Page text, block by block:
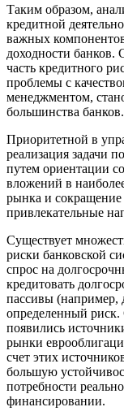
Таким образом,
кредитной
важных
доходности банков.
часть кредитного
проблемы с
менеджментом,
большинства банков.
Приоритетной в
реализация задачи
путем ориентации
вложений в
рынка и
привлекательные
Существует
риски банковской
спрос на
кредитовать
пассивы (например,
определенный
появились
рынки
счет этих
большую
потребности
финансировании.